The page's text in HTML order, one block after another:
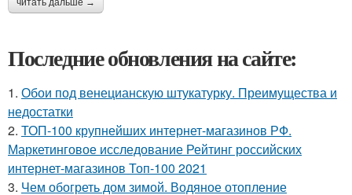
читать дальше →
Последние обновления на сайте:
1. Обои под венецианскую штукатурку. Преимущества и
недостатки
2. ТОП-100 крупнейших интернет-магазинов РФ.
Маркетинговое исследование Рейтинг российских
интернет-магазинов Топ-100 2021
3. Чем обогреть дом зимой. Водяное отопление